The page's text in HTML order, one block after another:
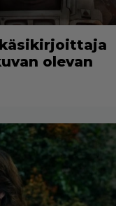
käsikirjoittaja
olevan